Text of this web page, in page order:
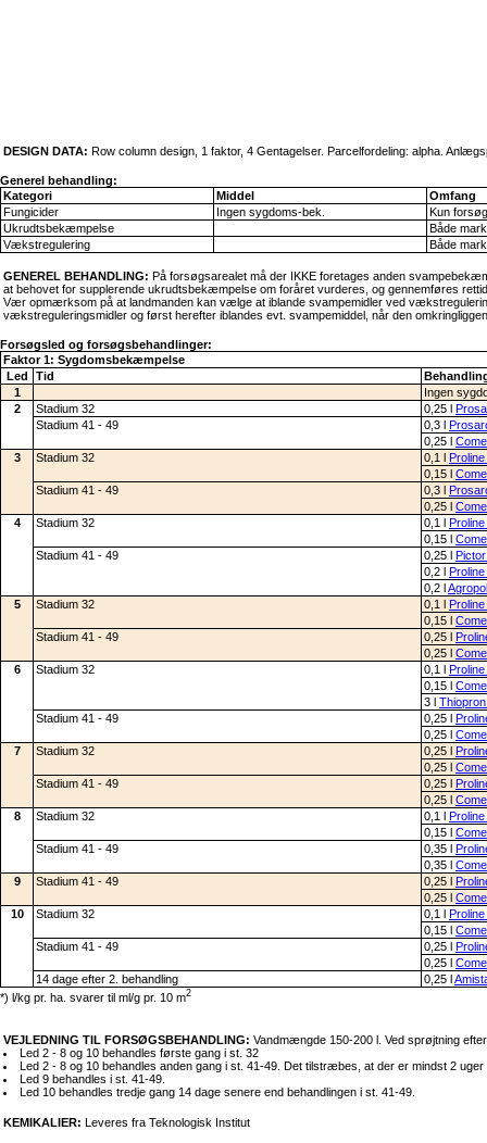
DESIGN DATA: Row column design, 1 faktor, 4 Gentagelser. Parcelfordeling: alpha.
Generel behandling:
Kategori
Middel
Omfang
Fungicider
Ingen sygdoms-bek.
Kun forsøg
Ukrudtsbekæmpelse
Både
Vækstregulering
Både
GENEREL BEHANDLING: På forsøgsarealet må der IKKE foretages anden
at behovet for supplerende ukrudtsbekæmpelse om foråret vurderes, og gennemføres
Vær opmærksom på at landmanden kan vælge at iblande svampemidler ved
vækstreguleringsmidler og først herefter iblandes evt. svampemiddel, når den
Forsøgsled og forsøgsbehandlinger:
Faktor 1: Sygdomsbekæmpelse
Led
Tid
1
Ingen
2
Stadium 32 0,25 l
Stadium 41 - 49
0,3 l
0,25 l
3
Stadium 32 0,1 l
0,15 l
Stadium 41 - 49
0,3 l
0,25 l
4
Stadium 32 0,1 l
0,15 l
Stadium 41 - 49
0,25 l
0,2 l
0,2 lAgropol
5
Stadium 32 0,1 l
0,15 l
Stadium 41 - 49
0,25 l
0,25 l
6
Stadium 32 0,1 l
0,15 l
3 l
Stadium 41 - 49
0,25 l
0,25 l
7
Stadium 32 0,25 l
0,25 l
Stadium 41 - 49
0,25 l
0,25 l
8
Stadium 32 0,1 l
0,15 l
Stadium 41 - 49
0,35 l
0,35 l
9
Stadium 41 - 49 0,25 l
0,25 l
10
Stadium 32 0,1 l
0,15 l
Stadium 41 - 49
0,25 l
0,25 l
14 dage efter 2. behandling
0,25 l
*) l/kg pr. ha. svarer til ml/g pr. 10 m2
VEJLEDNING TIL FORSØGSBEHANDLING: Vandmængde 150-200 l. Ved sprøjtning
Led 2 - 8 og 10 behandles første gang i st. 32
Led 2 - 8 og 10 behandles anden gang i st. 41-49. Det tilstræbes, at der er mindst 2
Led 9 behandles i st. 41-49.
Led 10 behandles tredje gang 14 dage senere end behandlingen i st. 41-49.
KEMIKALIER: Leveres fra Teknologisk Institut